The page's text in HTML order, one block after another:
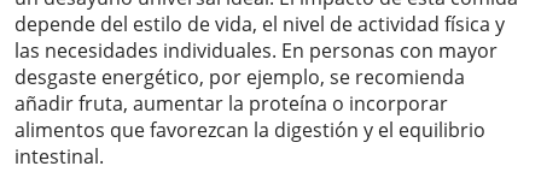
depende del estilo de vida, el nivel de actividad física y
las necesidades individuales. En personas con mayor
desgaste energético, por ejemplo, se recomienda
añadir fruta, aumentar la proteína o incorporar
alimentos que favorezcan la digestión y el equilibrio
intestinal.